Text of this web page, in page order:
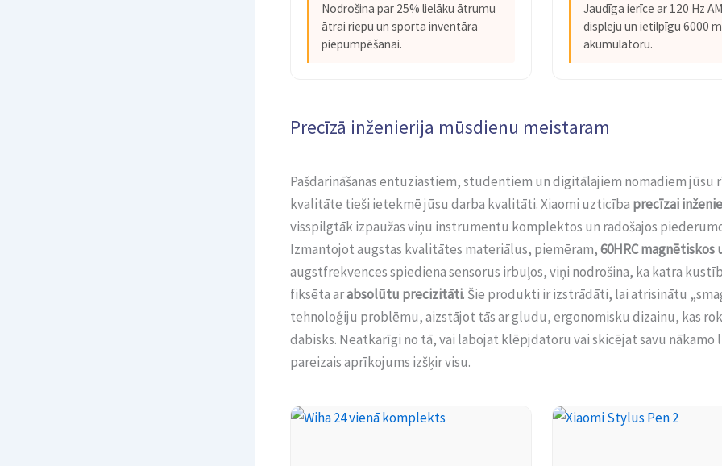
Nodrošina par 25% lielāku ātrumu
ātrai riepu un sporta inventāra
piepumpēšanai.
Jaudīga ierīce ar 120 Hz
displeju un ietilpīgu 6000
akumulatoru.
Precīzā inženierija mūsdienu meistaram
Pašdarināšanas entuziastiem, studentiem un digitālajiem nomadiem jūsu
kvalitāte tieši ietekmē jūsu darba kvalitāti. Xiaomi uzticība precīzai
visspilgtāk izpaužas viņu instrumentu komplektos un radošajos
Izmantojot augstas kvalitātes materiālus, piemēram,60HRC magnētiskos
augstfrekvences spiediena sensorus irbuļos, viņi nodrošina, ka katra
fiksēta arabsolūtu precizitāti. Šie produkti ir izstrādāti, lai atrisinātu
tehnoloģiju problēmu, aizstājot tās ar gludu, ergonomisku dizainu, kas
dabisks. Neatkarīgi no tā, vai labojat klēpjdatoru vai skicējat savu nākamo
pareizais aprīkojums izšķir visu.